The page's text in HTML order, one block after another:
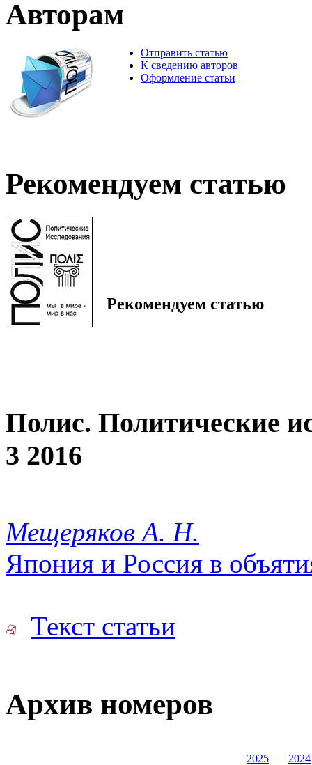
Авторам
Отправить статью
К сведению авторов
Оформление статьи
Рекомендуем статью
Рекомендуем статью
Полис. Политические
3 2016
Мещеряков А. Н.
Япония и Россия в
Текст статьи
Архив номеров
2025
2024